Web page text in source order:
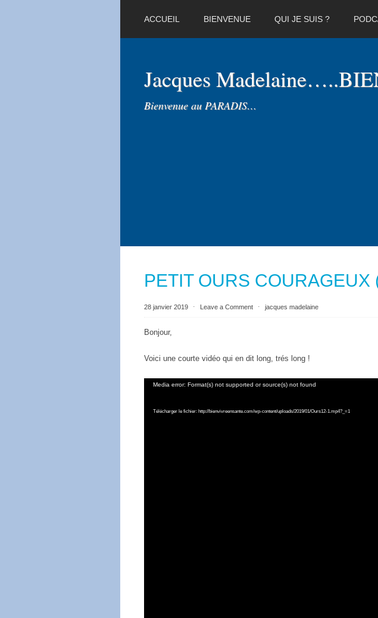
ACCUEIL BIENVENUE QUI JE SUIS ?
Jacques
Bienvenue au PARADIS…
PETIT OURS COURAGEUX
28 janvier 2019 ⋅ Leave a Comment ⋅ jacques madelaine
Bonjour,
Voici une courte vidéo qui en dit long, trés long !
Lecteur
Media error: Format(s) not supported or source(s) not found
Télécharger le fichier: http://bienvivreensante.com/wp-content/uploads/2019/01/Ours12-1.mp4?_=1